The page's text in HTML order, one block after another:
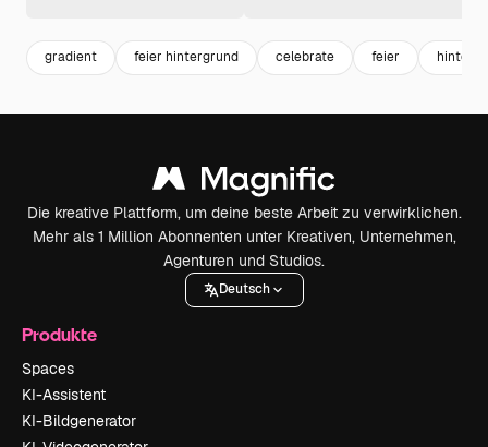
gradient feier hintergrund celebrate feier
Die kreative Plattform, um deine beste Arbeit zu verwirklichen.
Mehr als 1 Million Abonnenten unter Kreativen, Unternehmen,
Agenturen und Studios.
Deutsch
Produkte
Spaces
KI-Assistent
KI-Bildgenerator